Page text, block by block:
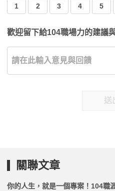
1 2 3 4 5
歡迎留下給104職場力的建議
送
關聯文章
你的人生，就是一個專案！104職